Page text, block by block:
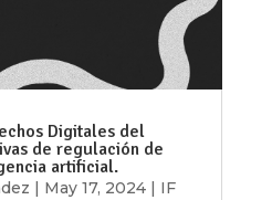
Digitales del
de regulación de
artificial.
| May 17, 2024| IF